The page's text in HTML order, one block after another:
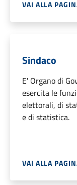
VAI ALLA
Sindaco
E' Organo di
esercita le
elettorali, di
e di statistica.
VAI ALLA